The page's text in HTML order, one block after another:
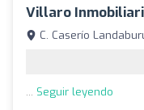
Villaro
C. Caserío
... Seguir leyendo